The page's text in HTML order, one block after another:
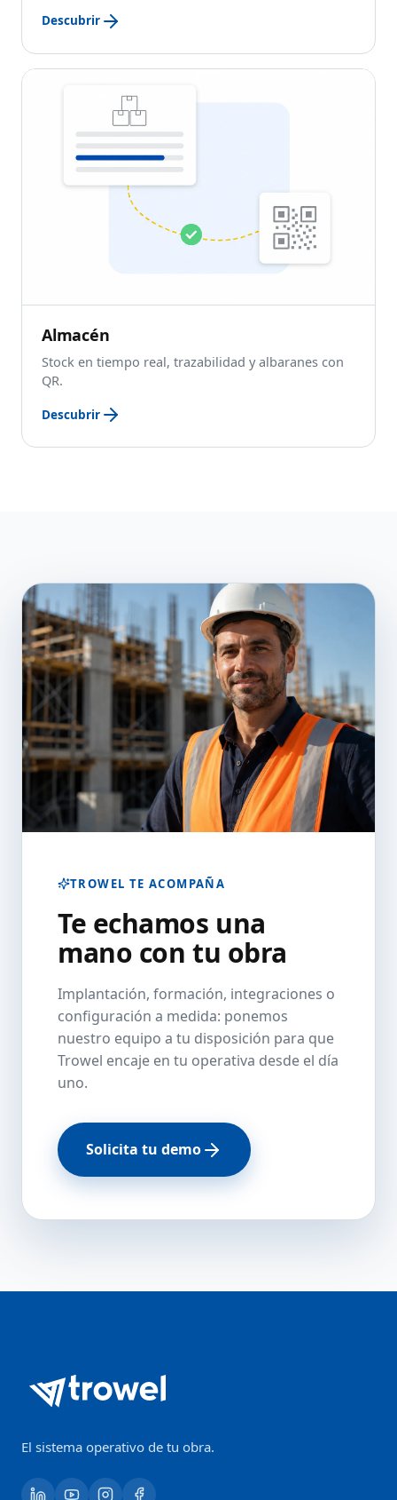
Descubrir
Almacén
Stock en tiempo real, trazabilidad y albaranes con
QR.
Descubrir
TROWEL TE ACOMPAÑA
Te echamos una
mano con tu obra
Implantación, formación, integraciones o
configuración a medida: ponemos
nuestro equipo a tu disposición para que
Trowel encaje en tu operativa desde el día
uno.
Solicita tu demo
El sistema operativo de tu obra.